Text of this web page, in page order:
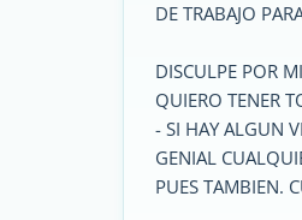
DE TRABAJO
DISCULPE POR
QUIERO TENER
- SI HAY ALGUN
GENIAL
PUES TAMBIEN.